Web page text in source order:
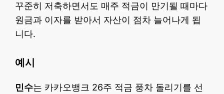
꾸준히 저축하면서도 매주 적금이 만기될 때마다
원금과 이자를 받아서 자산이 점차 늘어나게 됩
니다.
예시
민수는 카카오뱅크 26주 적금 풍차 돌리기를 선